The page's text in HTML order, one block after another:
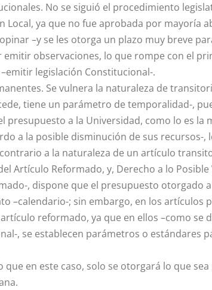
No se siguió el procedimiento
ya que no fue aprobada por mayoría
–y se les otorga un plazo muy breve
observaciones, lo que rompe con el
legislación Constitucional-.
Se vulnera la naturaleza de
tiene un parámetro de temporalidad-,
a la Universidad, como lo es la
a la posible disminución de sus recursos-,
a la naturaleza de un artículo
Artículo Reformado, y, Derecho a lo Posible
, dispone que el presupuesto otorgado
–calendario-; sin embargo, en los artículos
reformado, ya que en ellos –como se
, se establecen parámetros o estándares
en este caso, solo se otorgará lo que sea